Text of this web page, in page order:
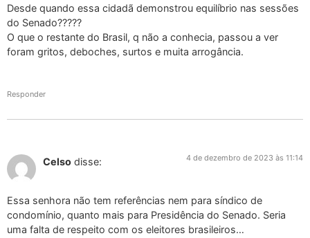
Desde quando essa cidadã demonstrou equilíbrio nas sessões
do Senado?????
O que o restante do Brasil, q não a conhecia, passou a ver
foram gritos, deboches, surtos e muita arrogância.
Responder
Celso disse: 4 de dezembro de 2023 às 11:14
Essa senhora não tem referências nem para síndico de
condomínio, quanto mais para Presidência do Senado. Seria
uma falta de respeito com os eleitores brasileiros…